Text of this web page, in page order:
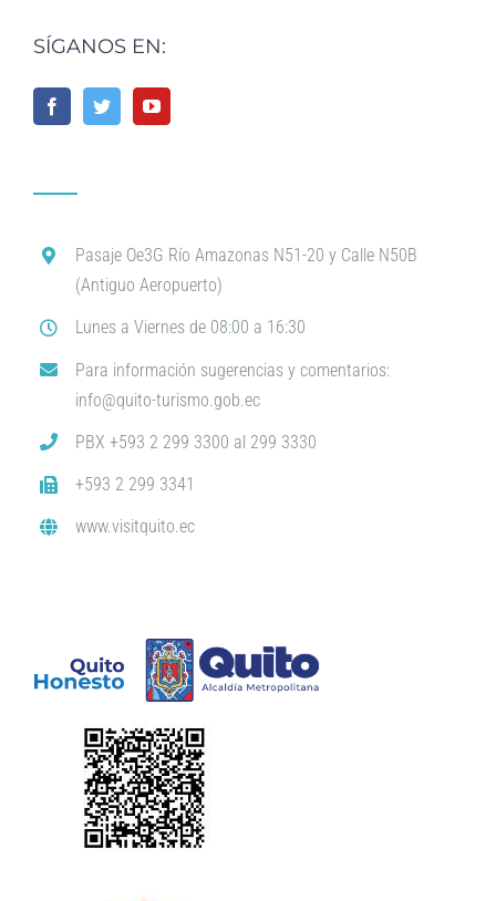
SÍGANOS EN:
Pasaje Oe3G Río Amazonas N51-20 y Calle N50B
(Antiguo Aeropuerto)
Lunes a Viernes de 08:00 a 16:30
Para información sugerencias y comentarios:
info@quito-turismo.gob.ec
PBX +593 2 299 3300 al 299 3330
+593 2 299 3341
www.visitquito.ec